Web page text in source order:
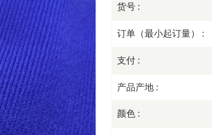
货号 :
订单（最小起订量） :
支付 :
产品产地 :
颜色 :